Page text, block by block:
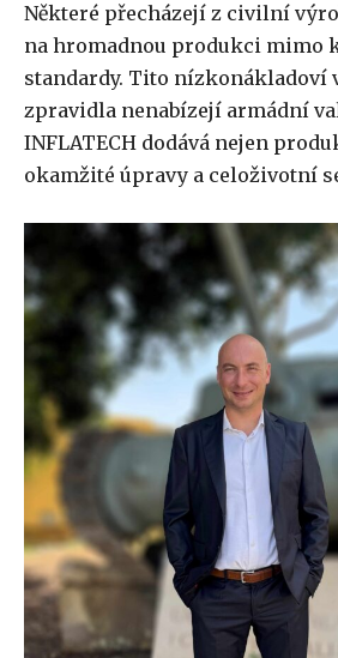
Některé přecházejí z civilní
na hromadnou produkci mimo
standardy. Tito nízkonákladoví
zpravidla nenabízejí armádní
INFLATECH dodává nejen
okamžité úpravy a celoživotní